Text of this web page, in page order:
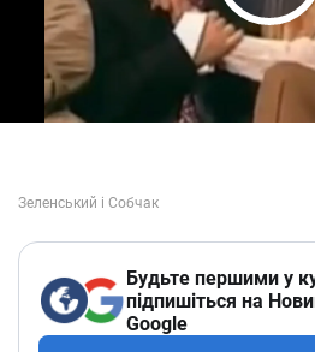
Будьте першими у
підпишіться на
Google